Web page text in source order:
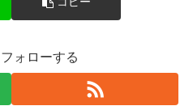
ォローする